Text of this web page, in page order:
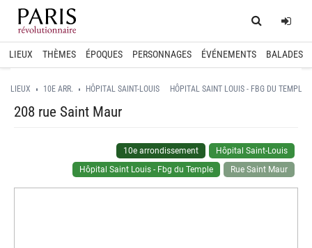
Home
LIEUX THÈMES ÉPOQUES PERSONNAGES ÉVÉNEMENTS BALADES
LIEUX 10E ARR. HÔPITAL SAINT-LOUIS HÔPITAL SAINT LOUIS - FBG DU TEMPLE
208 rue Saint Maur
10e arrondissement
Hôpital Saint-Louis
Hôpital Saint Louis - Fbg du Temple
Rue Saint Maur